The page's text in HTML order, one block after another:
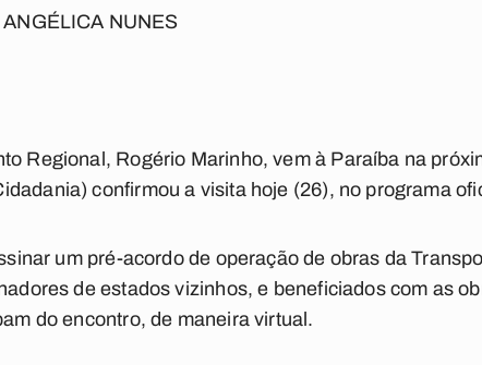
NUNES
Regional, Rogério Marinho, vem à Paraíba na
confirmou a visita hoje (26), no programa
um pré-acordo de operação de obras da
de estados vizinhos, e beneficiados com as
do encontro, de maneira virtual.